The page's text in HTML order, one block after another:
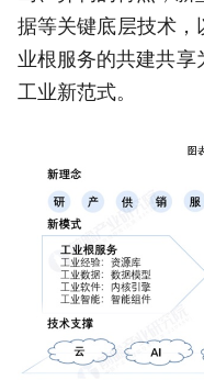
据等关键底层技术，
业根服务的共建共享
工业新范式。